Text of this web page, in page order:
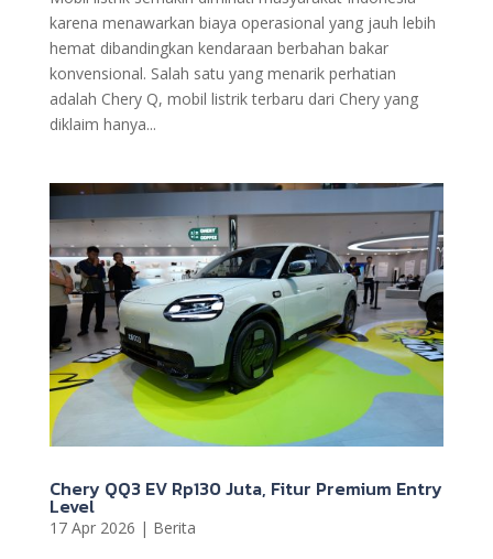
karena menawarkan biaya operasional yang jauh lebih
hemat dibandingkan kendaraan berbahan bakar
konvensional. Salah satu yang menarik perhatian
adalah Chery Q, mobil listrik terbaru dari Chery yang
diklaim hanya...
Chery QQ3 EV Rp130 Juta, Fitur Premium Entry
Level
17 Apr 2026 | Berita